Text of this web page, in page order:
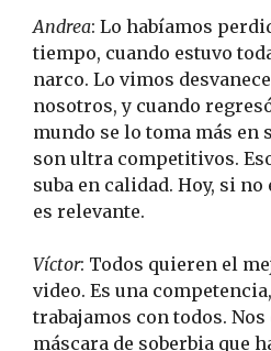
Andrea: Lo habíamos
tiempo, cuando estuvo
narco. Lo vimos
nosotros, y cuando
mundo se lo toma más en
son ultra competitivos.
suba en calidad. Hoy, si
es relevante.
Víctor: Todos quieren el
video. Es una
trabajamos con todos.
máscara de soberbia que